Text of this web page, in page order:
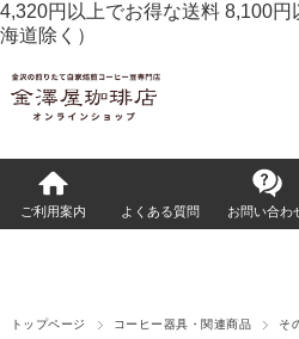
4,320円以上でお得な送料 8,100円
海道除く）
ご利用案内 よくある質問 お問い合わ
トップページ コーヒー器具・関連商品 そ